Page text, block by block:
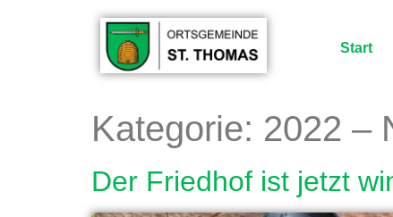
Start
Kategorie: 2022 –
Der Friedhof ist jetzt